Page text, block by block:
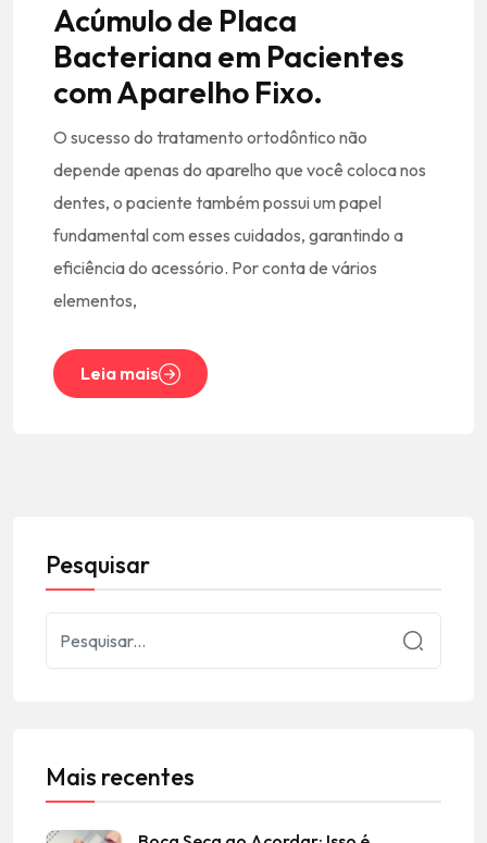
Acúmulo de Placa
Bacteriana em Pacientes
com Aparelho Fixo.
O sucesso do tratamento ortodôntico não
depende apenas do aparelho que você coloca nos
dentes, o paciente também possui um papel
fundamental com esses cuidados, garantindo a
eficiência do acessório. Por conta de vários
elementos,
Leia mais
Pesquisar
Mais recentes